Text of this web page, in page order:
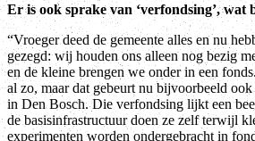
Er is ook sprake van ‘verfondsing’, wat
“Vroeger deed de gemeente alles en nu
gezegd: wij houden ons alleen nog bezig
en de kleine brengen we onder in een
al zo, maar dat gebeurt nu bijvoorbeeld
in Den Bosch. Die verfondsing lijkt een
de basisinfrastructuur doen ze zelf terwijl
experimenten worden ondergebracht in